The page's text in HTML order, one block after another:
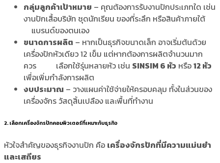
กลุ่มลูกค้าเป้าหมาย – คุณต้องการรับงานปักประเภทใด เช่น
งานปักเสื้อบริษัท ชุดนักเรียน ของที่ระลึก หรือสินค้าภายใต้
แบรนด์ของตนเอง
ขนาดการผลิต – หากเป็นธุรกิจขนาดเล็ก อาจเริ่มต้นด้วย
เครื่องปักหัวเดียว 12 เข็ม แต่หากต้องการผลิตจำนวนมาก
ควร เลือกใช้รุ่นหลายหัว เช่น SINSIM 6 หัว หรือ12 หัว
เพื่อเพิ่มกำลังการผลิต
งบประมาณ – วางแผนค่าใช้จ่ายให้ครอบคลุม ทั้งในส่วนของ
เครื่องจักร วัสดุสิ้นเปลือง และพื้นที่ทำงาน
2. เลือกเครื่องจักรปักคอมพิวเตอร์ที่เหมาะกับธุรกิจ
หัวใจสำคัญของธุรกิจงานปัก คือ เครื่องจักรปักที่มีความแม่นยำ
และเสถียร